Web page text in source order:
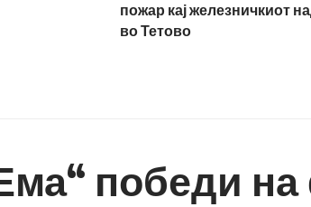
пожар кај железничкиот
во Тетово
победи